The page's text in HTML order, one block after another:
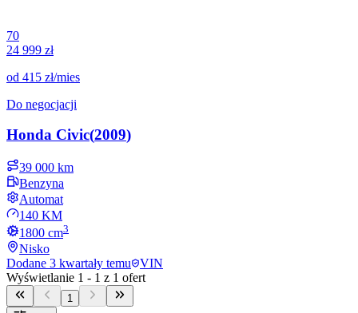
70
24 999 zł
od 415 zł/mies
Do negocjacji
Honda Civic(2009)
39 000 km
Benzyna
Automat
140 KM
1800 cm3
Nisko
Dodane 3 kwartały temu
VIN
Wyświetlanie 1 - 1 z 1 ofert
1